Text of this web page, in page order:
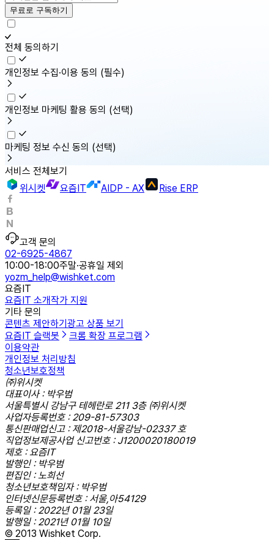
무료로 구독하기
전체 동의하기
개인정보 수집·이용 동의 (필수)
개인정보 마케팅 활용 동의 (선택)
마케팅 정보 수신 동의 (선택)
서비스 전체보기
위시켓
요즘IT AIDP - AX Rise ERP
고객 문의
02-6925-4867
10:00-18:00주말·공휴일 제외
yozm_help@wishket.com
요즘IT
요즘IT 소개작가 지원
기타 문의
콘텐츠 제안하기광고 상품 보기
요즘IT 슬랙봇
크롬 확장 프로그램
이용약관
개인정보 처리방침
청소년보호정책
㈜위시켓
대표이사 : 박우범
서울특별시 강남구 테헤란로 211 3층 ㈜위시켓
사업자등록번호 : 209-81-57303
통신판매업신고 : 제2018-서울강남-02337 호
직업정보제공사업 신고번호 : J1200020180019
제호 : 요즘IT
발행인 : 박우범
편집인 : 노희선
청소년보호책임자 : 박우범
인터넷신문등록번호 : 서울,아54129
등록일 : 2022년 01월 23일
발행일 : 2021년 01월 10일
© 2013 Wishket Corp.